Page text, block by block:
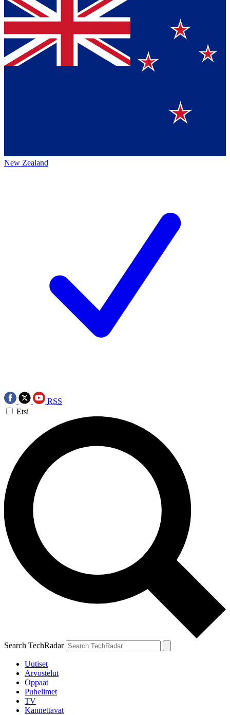
New Zealand
RSS
Etsi
Search TechRadar
Uutiset
Arvostelut
Oppaat
Puhelimet
TV
Kannettavat